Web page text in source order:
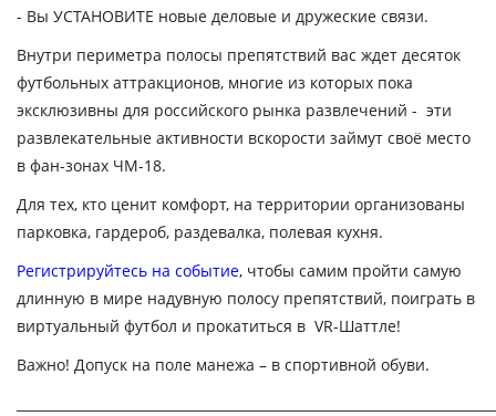
- Вы УСТАНОВИТЕ новые деловые и дружеские связи.
Внутри периметра полосы препятствий вас ждет десяток
футбольных аттракционов, многие из которых пока
эксклюзивны для российского рынка развлечений - эти
развлекательные активности вскорости займут своё место
в фан-зонах ЧМ-18.
Для тех, кто ценит комфорт, на территории организованы
парковка, гардероб, раздевалка, полевая кухня.
Регистрируйтесь на событие, чтобы самим пройти самую
длинную в мире надувную полосу препятствий, поиграть в
виртуальный футбол и прокатиться в VR-Шаттле!
Важно! Допуск на поле манежа – в спортивной обуви.